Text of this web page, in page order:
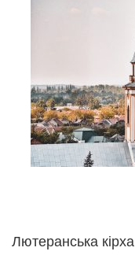
Лютеранська кірха